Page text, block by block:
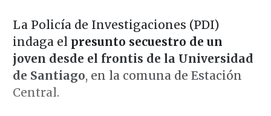
La Policía de Investigaciones (PDI)
indaga el presunto secuestro de un
joven desde el frontis de la Universidad
de Santiago, en la comuna de Estación
Central.